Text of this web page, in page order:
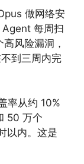
做网络安
每周扫
风险漏洞，
到三周内完
率从约 10%
50 万个
以内。这是